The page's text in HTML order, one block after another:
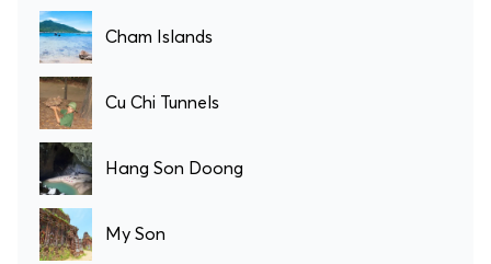
Cham Islands
Cu Chi Tunnels
Hang Son Doong
My Son